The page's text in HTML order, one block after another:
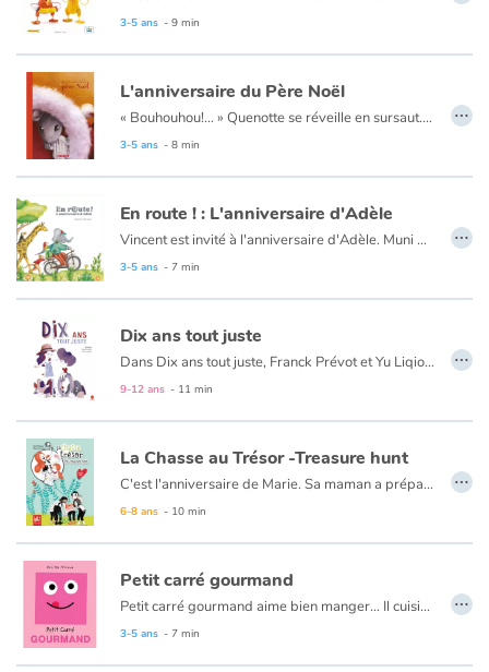
3-5 ans - 9 min
L'anniversaire du Père Noël
« Bouhouhou!... » Quenotte se réveille en sursaut. Elle regarde le réveil et est bien étonnée : ce n'est pas l'heure de se lever! Pourquoi donc a-t-elle ouvert les yeux au milieu de la nuit? « Bouhouhou! ... » Voilà! Ça recommence! C'est ce bruit bizarre qui l'a réveillée! Quelqu'un pleure à chaudes larmes dans la pièce d'à côté! Celui qui pleure est le père Noël. Personne ne pense à son anniversaire. Quenotte la souris va s'en occuper!
3-5 ans - 8 min
…
En route ! : L'anniversaire d'Adèle
Vincent est invité à l'anniversaire d'Adèle. Muni d'un plan et avec l'aide de la coccinelle, il va devoir de page en page trouver son chemin et en éviter les embûches.
3-5 ans - 7 min
…
Dix ans tout juste
Dans Dix ans tout juste, Franck Prévot et Yu Liqiong, deux auteurs sensibles, chacun avec sa culture et sa propre expérience de l’universel, disent le souffle de la vie à 10 ans. Au fil de dix portraits pour l’un et de dix épisodes de vie pour l’autre, ils manifestent la multiplicité des enfants de 10 ans dans le monde, approchent leur diversité et affleurent leurs humeurs singulières.
9-12 ans - 11 min
…
La Chasse au Trésor -Treasure hunt
C'est l'anniversaire de Marie. Sa maman a préparé une chasse au trésor peur les invités. Tu ne devineras jamais quel est ce trésor que Marie et ses amis vent découvrir. Alors, dépêche-toi de te joindre à eux.
6-8 ans - 10 min
…
Petit carré gourmand
Petit carré gourmand aime bien manger... Il cuisine très bien. Il collectionne les recettes et choisit ses ingrédients avec soin.
3-5 ans - 7 min
…